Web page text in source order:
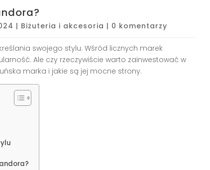
| Biżuteria i akcesoria | 0 komentarzy
swojego stylu. Wśród licznych marek
Ale czy rzeczywiście warto zainwestować w
marka i jakie są jej mocne strony.